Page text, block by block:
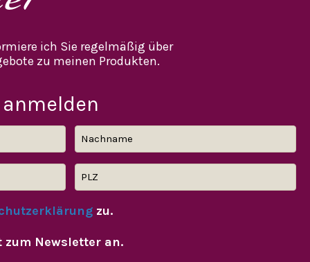
ich Sie regelmäßig über
zu meinen Produkten.
zu.
Newsletter an.